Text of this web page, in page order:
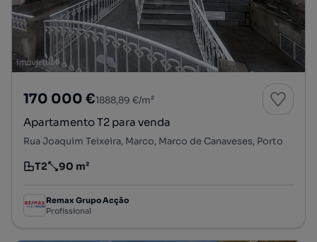
170 000 €1888,89 €/m²
Apartamento T2 para venda
Rua Joaquim Teixeira, Marco, Marco de Canaveses, Porto
Tipologia
T2
Preço por metro quadrado
90 m²
Remax Grupo Acção
Profissional